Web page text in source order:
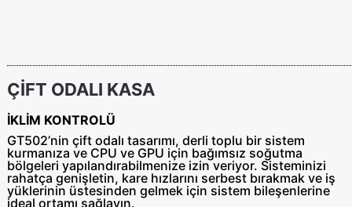
ÇİFT ODALI KASA
İKLİM KONTROLÜ
GT502’nin çift odalı tasarımı, derli toplu bir sistem
kurmanıza ve CPU ve GPU için bağımsız soğutma
bölgeleri yapılandırabilmenize izin veriyor. Sisteminizi
rahatça genişletin, kare hızlarını serbest bırakmak ve iş
yüklerinin üstesinden gelmek için sistem bileşenlerine
ideal ortamı sağlayın.